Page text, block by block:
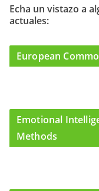
o
o
g
r
m
b
Echa un vistazo a
actuales:
European
Emotional
Methods